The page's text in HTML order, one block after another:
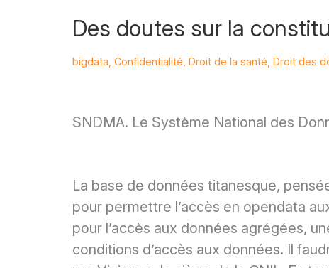
Des doutes sur la
bigdata Confidentialité Droit de la santé Droit des
SNDMA. Le Système National des
La base de données titanesque,
pour permettre l’accès en opendata
pour l’accès aux données agrégées,
conditions d’accès aux données. Il